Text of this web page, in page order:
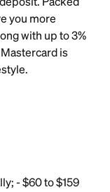
you more
with up to 3%
is
- $60 to $159